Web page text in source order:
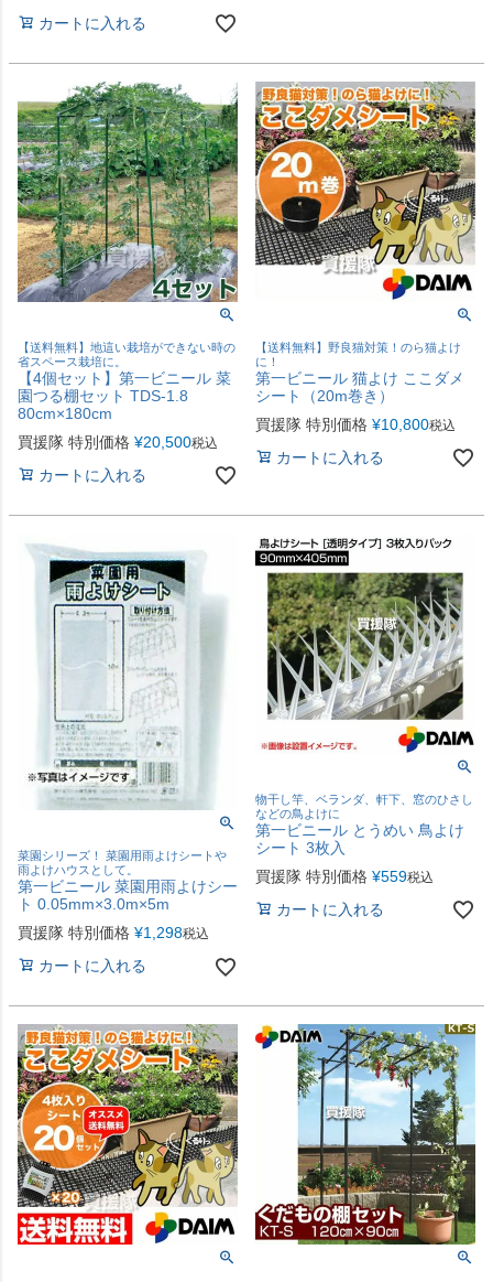
カートに入れる
【送料無料】地這い栽培ができない時の
省スペース栽培に。
【4個セット】第一ビニール 菜
園つる棚セット TDS-1.8
80cm×180cm
買援隊 特別価格 ¥20,500税込
カートに入れる
【送料無料】野良猫対策！のら猫よけ
に！
第一ビニール 猫よけ ここダメ
シート（20m巻き）
買援隊 特別価格 ¥10,800税込
カートに入れる
菜園シリーズ！ 菜園用雨よけシートや
雨よけハウスとして。
第一ビニール 菜園用雨よけシー
ト 0.05mm×3.0m×5m
買援隊 特別価格 ¥1,298税込
カートに入れる
物干し竿、ベランダ、軒下、窓のひさし
などの鳥よけに
第一ビニール とうめい 鳥よけ
シート 3枚入
買援隊 特別価格 ¥559税込
カートに入れる